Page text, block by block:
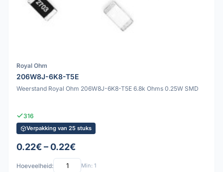
Royal Ohm
206W8J-6K8-T5E
Weerstand Royal Ohm 206W8J-6K8-T5E 6.8k Ohms 0.25W SMD
316
Verpakking van 25 stuks
0.22€ – 0.22€
Hoeveelheid: Min: 1